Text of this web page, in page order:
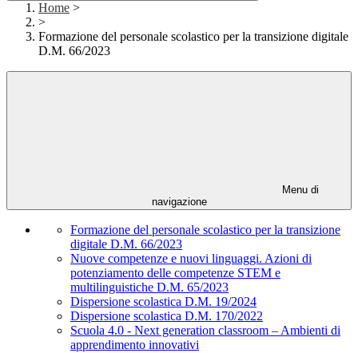
Home >
>
Formazione del personale scolastico per la transizione digitale
D.M. 66/2023
Menu di
navigazione
Formazione del personale scolastico per la transizione
digitale D.M. 66/2023
Nuove competenze e nuovi linguaggi. Azioni di
potenziamento delle competenze STEM e
multilinguistiche D.M. 65/2023
Dispersione scolastica D.M. 19/2024
Dispersione scolastica D.M. 170/2022
Scuola 4.0 - Next generation classroom – Ambienti di
apprendimento innovativi